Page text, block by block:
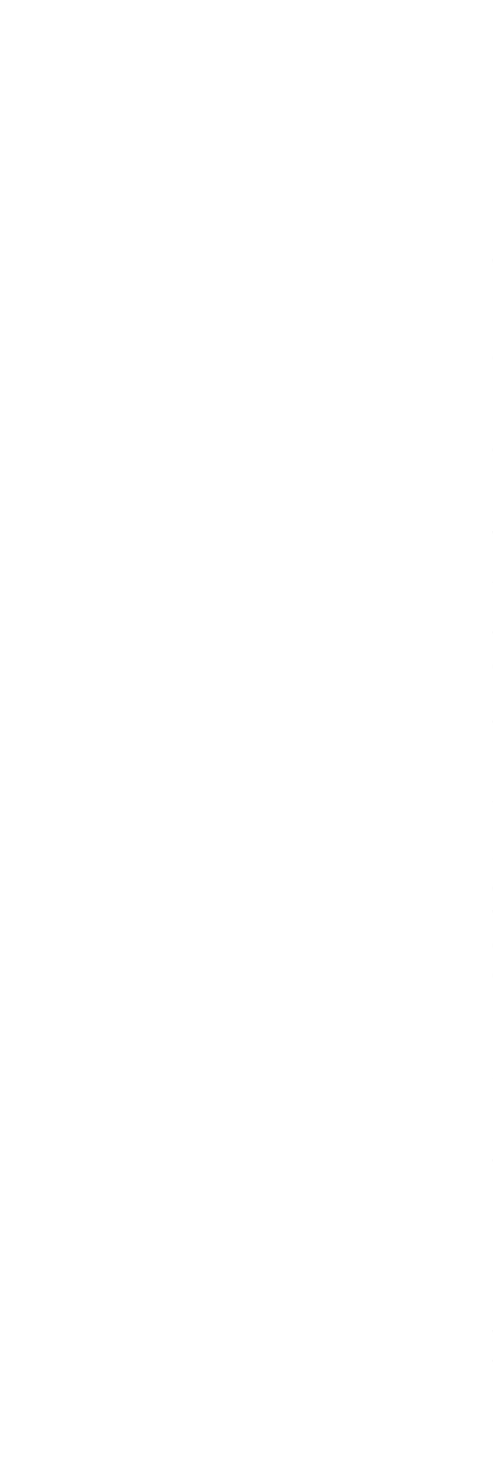
MÁSODIK
ÉS GYAKORLATI
ALAPFOGALMAK ÚJ
A társadalmi értékítéletben
emberiség egészét érintő,
kialakult valamilyen
Ezeket a tulajdonságokat az
hanem e tevékenységek
lényegét megfigyelve
alapján váltak ezek a
követelménnyé. Annyira
hogy bizonyítani sem kell
Az igazságszolgáltatás:
És így tovább, sok hasonló
és még az is
átfedések vannak
tulajdonságai között. Ez sem
problémát nem okoz. A
terület adott
tevékenységnek a benső
az élő társadalmi elvárás
A szép, az igaz, az
mibenlétéről lehet
tulajdonságok minden
minden lehet valamilyen
igazságos, célszerű.
más, további jelzőkkel is